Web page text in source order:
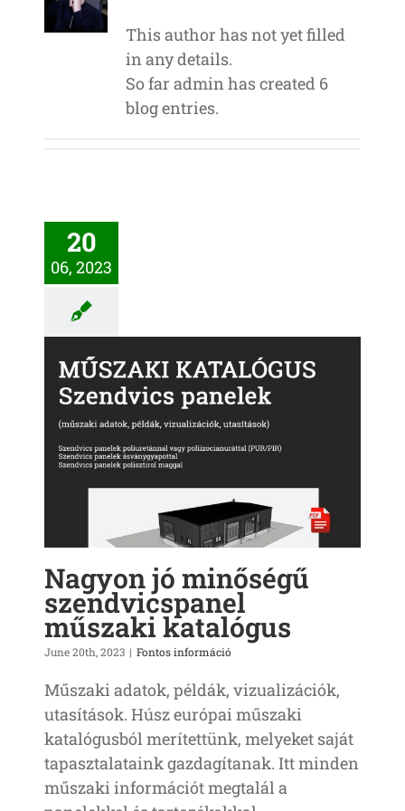
This author has not yet filled
in any details.
So far admin has created 6
blog entries.
20
06, 2023
Nagyon jó minőségű
szendvicspanel
műszaki katalógus
June 20th, 2023 | Fontos információ
Műszaki adatok, példák, vizualizációk,
utasítások. Húsz európai műszaki
katalógusból merítettünk, melyeket saját
tapasztalataink gazdagítanak. Itt minden
műszaki információt megtalál a